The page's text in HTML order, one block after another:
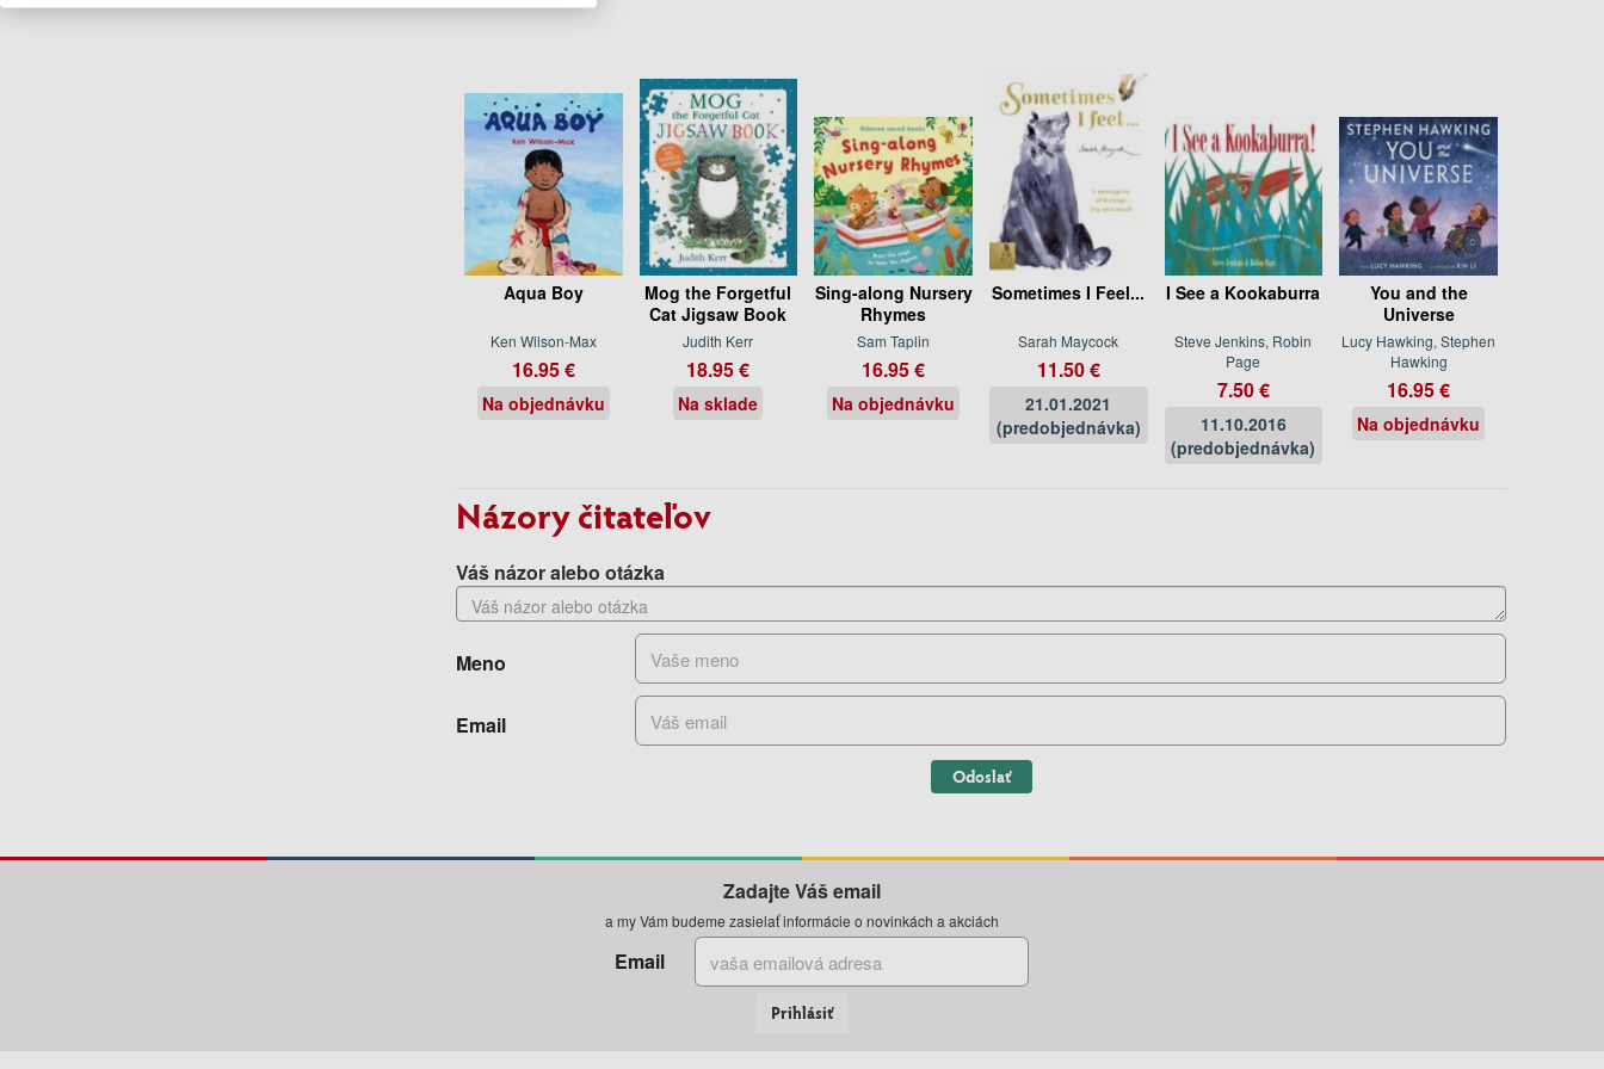
Aqua Boy
Ken Wilson-Max
16.95 €
Na objednávku
Mog the Forgetful
Cat Jigsaw Book
Judith Kerr
18.95 €
Na sklade
Sing-along Nursery
Rhymes
Sam Taplin
16.95 €
Na objednávku
Sometimes I Feel...
Sarah Maycock
11.50 €
21.01.2021
(predobjednávka)
I See a Kookaburra
Steve Jenkins, Robin
Page
7.50 €
11.10.2016
(predobjednávka)
You and the
Universe
Lucy Hawking, Stephen
Hawking
16.95 €
Na objednávku
Názory čitateľov
Váš názor alebo otázka
Meno
Email
Odoslať
Zadajte Váš email
a my Vám budeme zasielať informácie o novinkách a akciách
Email
Prihlásiť